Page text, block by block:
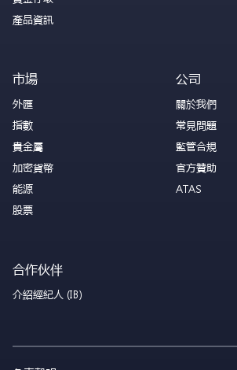
產品資訊
市場
外匯
指數
貴金屬
加密貨幣
能源
股票
公司
關於我們
常見問題
監管合規
官方贊助
ATAS
合作伙伴
介紹經紀人 (IB)